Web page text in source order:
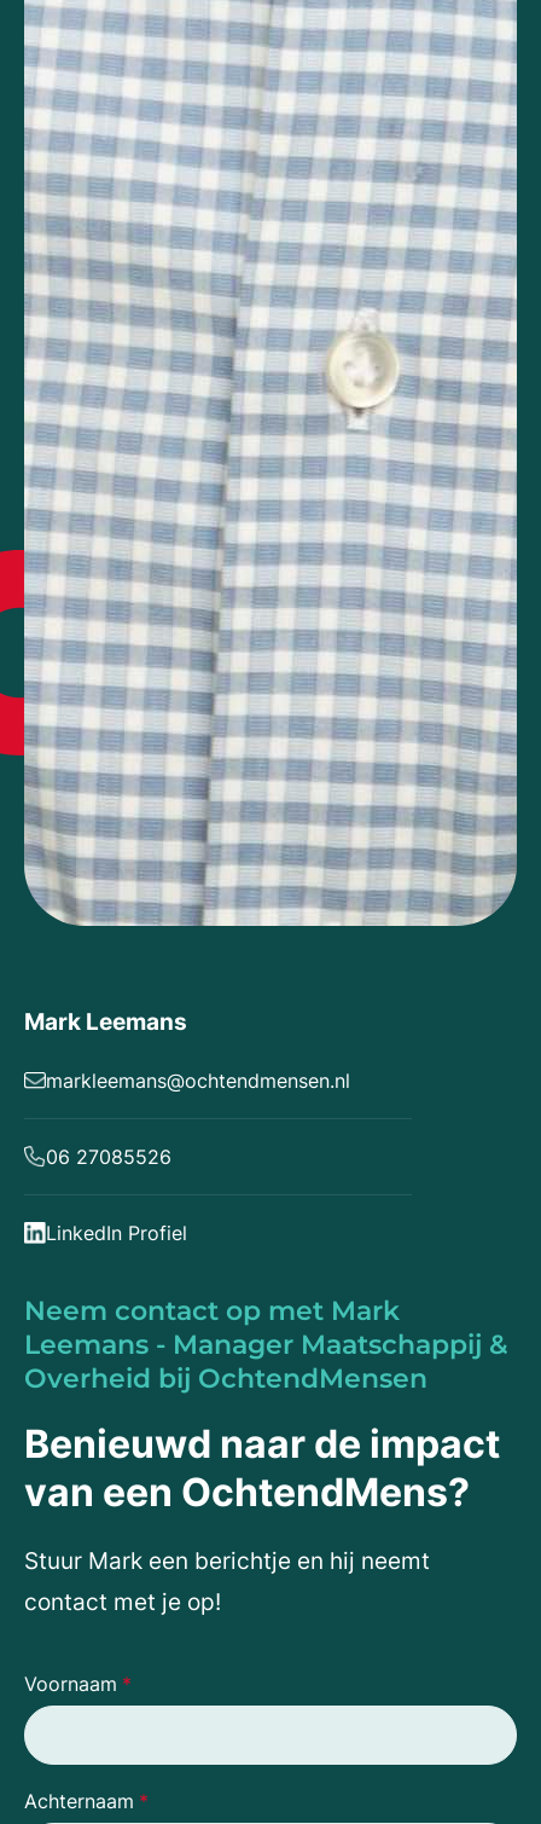
Mark Leemans
markleemans@ochtendmensen.nl
06 27085526
LinkedIn Profiel
Neem contact op met Mark
Leemans - Manager Maatschappij &
Overheid bij OchtendMensen
Benieuwd naar de impact
van een OchtendMens?
Stuur Mark een berichtje en hij neemt
contact met je op!
Voornaam *
Achternaam *